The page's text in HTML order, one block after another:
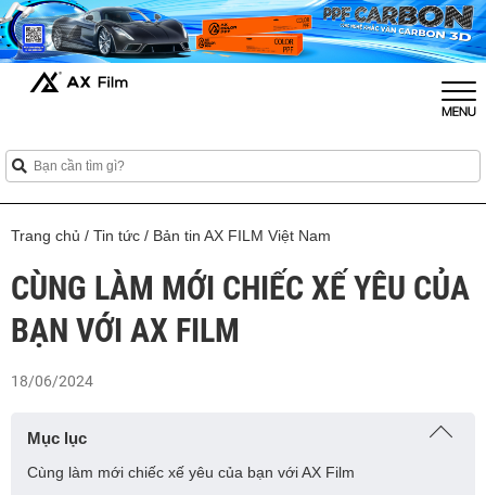
Trang chủ / Tin tức / Bản tin AX FILM Việt Nam
CÙNG LÀM MỚI CHIẾC XẾ YÊU CỦA
BẠN VỚI AX FILM
18/06/2024
Mục lục
Cùng làm mới chiếc xế yêu của bạn với AX Film